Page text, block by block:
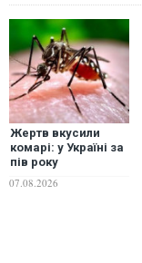
Жертв вкусили
комарі: у Україні за
пів року
випадки гарячки
07.08.2026